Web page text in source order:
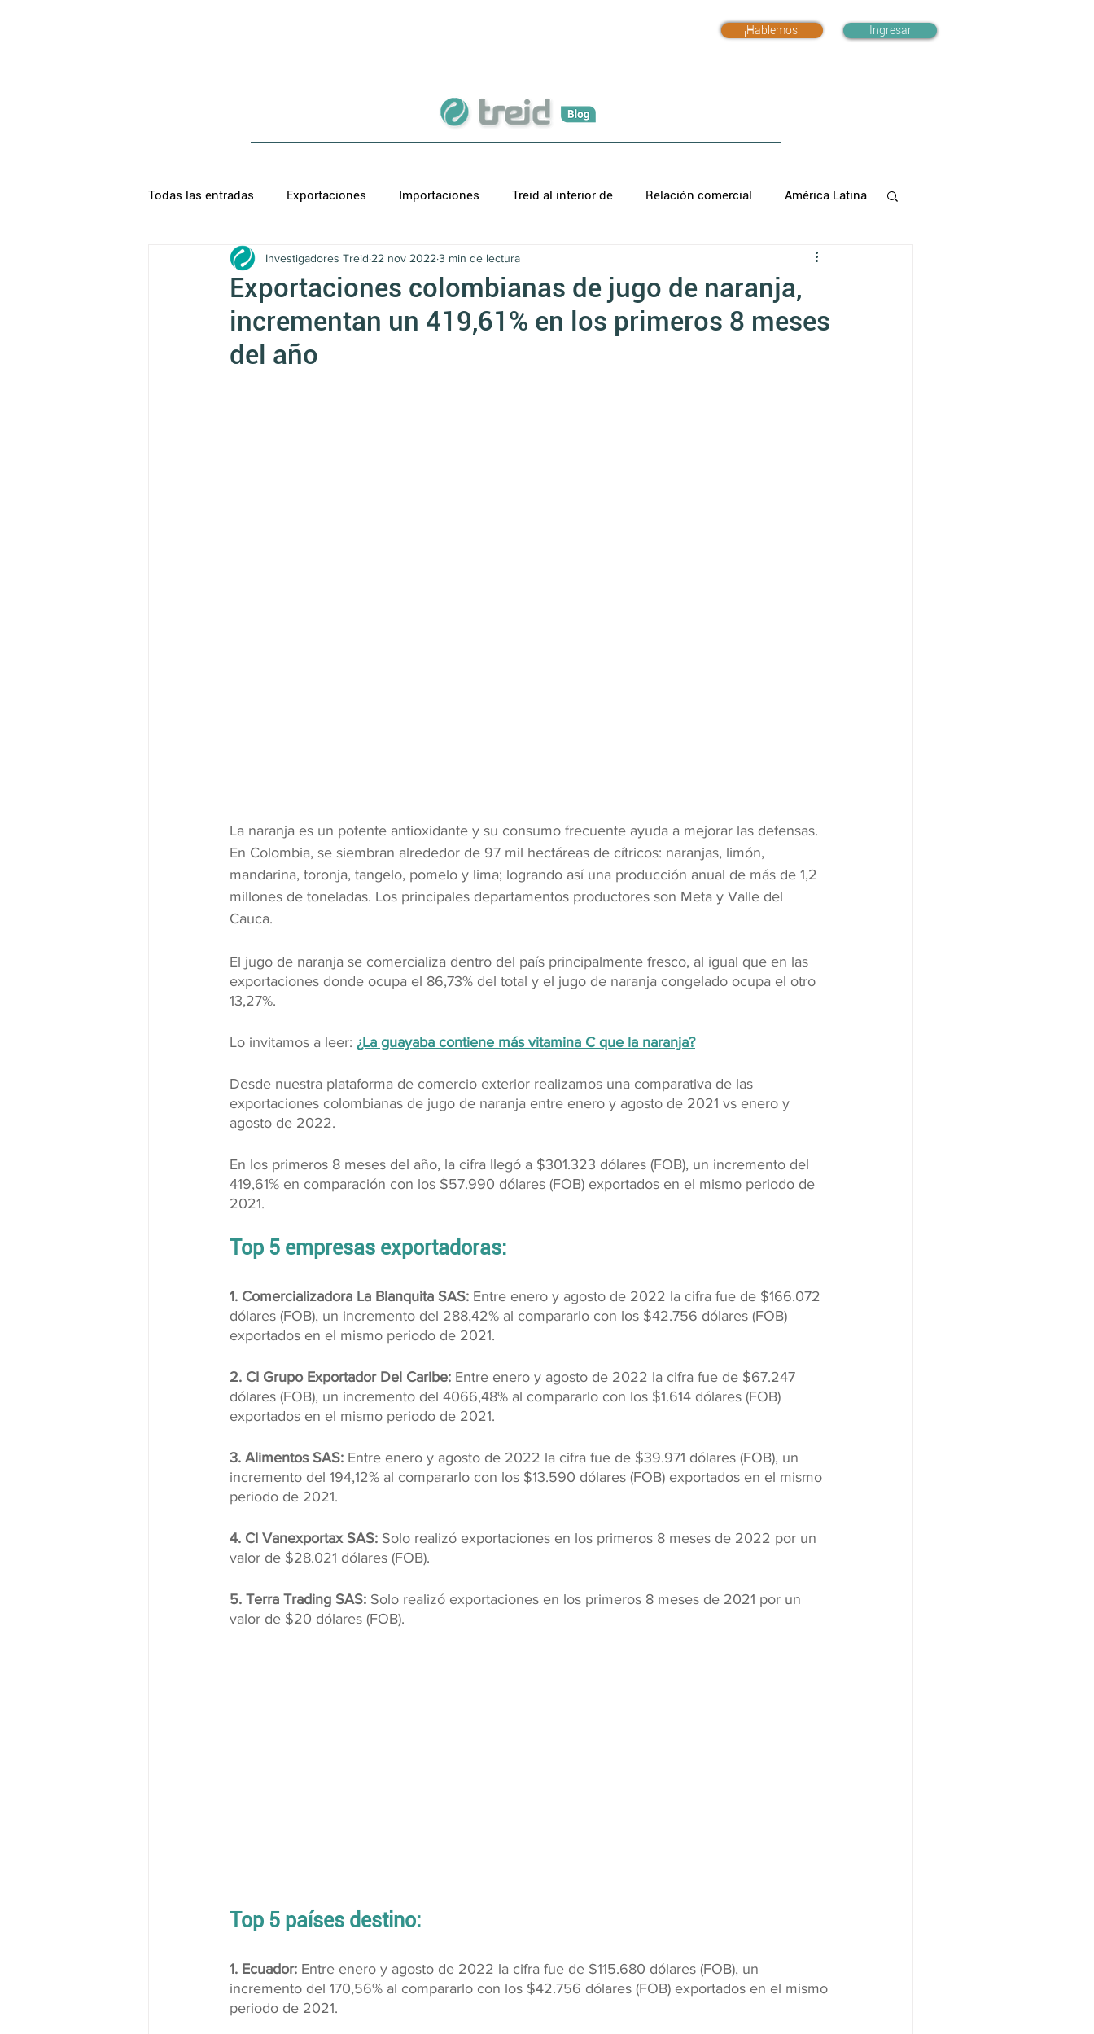
¡Hablemos! Ingresar
Todas las entradas Exportaciones Importaciones Treid al interior de Relación comercial América Latina
Exportaciones colombianas de jugo de naranja,
incrementan un 419,61% en los primeros 8 meses
del año
Investigadores Treid 22 nov 2022 3 min de lectura
La naranja es un potente antioxidante y su consumo frecuente ayuda a mejorar las defensas.
En Colombia, se siembran alrededor de 97 mil hectáreas de cítricos: naranjas, limón,
mandarina, toronja, tangelo, pomelo y lima; logrando así una producción anual de más de 1,2
millones de toneladas. Los principales departamentos productores son Meta y Valle del
Cauca.
El jugo de naranja se comercializa dentro del país principalmente fresco, al igual que en las
exportaciones donde ocupa el 86,73% del total y el jugo de naranja congelado ocupa el otro
13,27%.
Lo invitamos a leer: ¿La guayaba contiene más vitamina C que la naranja?
Desde nuestra plataforma de comercio exterior realizamos una comparativa de las
exportaciones colombianas de jugo de naranja entre enero y agosto de 2021 vs enero y
agosto de 2022.
En los primeros 8 meses del año, la cifra llegó a $301.323 dólares (FOB), un incremento del
419,61% en comparación con los $57.990 dólares (FOB) exportados en el mismo periodo de
2021.
Top 5 empresas exportadoras:
1. Comercializadora La Blanquita SAS: Entre enero y agosto de 2022 la cifra fue de $166.072
dólares (FOB), un incremento del 288,42% al compararlo con los $42.756 dólares (FOB)
exportados en el mismo periodo de 2021.
2. CI Grupo Exportador Del Caribe: Entre enero y agosto de 2022 la cifra fue de $67.247
dólares (FOB), un incremento del 4066,48% al compararlo con los $1.614 dólares (FOB)
exportados en el mismo periodo de 2021.
3. Alimentos SAS: Entre enero y agosto de 2022 la cifra fue de $39.971 dólares (FOB), un
incremento del 194,12% al compararlo con los $13.590 dólares (FOB) exportados en el mismo
periodo de 2021.
4. CI Vanexportax SAS: Solo realizó exportaciones en los primeros 8 meses de 2022 por un
valor de $28.021 dólares (FOB).
5. Terra Trading SAS: Solo realizó exportaciones en los primeros 8 meses de 2021 por un
valor de $20 dólares (FOB).
Top 5 países destino:
1. Ecuador: Entre enero y agosto de 2022 la cifra fue de $115.680 dólares (FOB), un
incremento del 170,56% al compararlo con los $42.756 dólares (FOB) exportados en el mismo
periodo de 2021.